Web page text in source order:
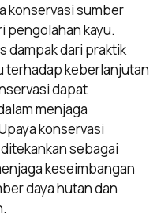
konservasi sumber
pengolahan kayu.
dampak dari praktik
terhadap keberlanjutan
dapat
menjaga
konservasi
sebagai
keseimbangan
daya hutan dan